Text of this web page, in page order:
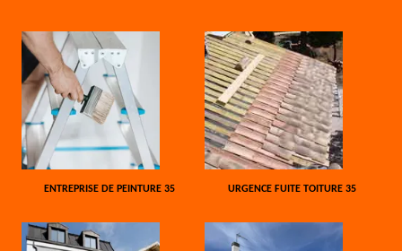
ENTREPRISE DE PEINTURE 35 URGENCE FUITE TOITURE 35